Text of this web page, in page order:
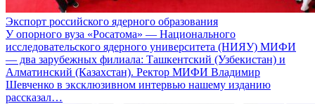
Экспорт российского ядерного образования
У опорного вуза «Росатома» — Национального
исследовательского ядерного университета (НИЯУ) МИФИ
— два зарубежных филиала: Ташкентский (Узбекистан) и
Алматинский (Казахстан). Ректор МИФИ Владимир
Шевченко в эксклюзивном интервью нашему изданию
рассказал…